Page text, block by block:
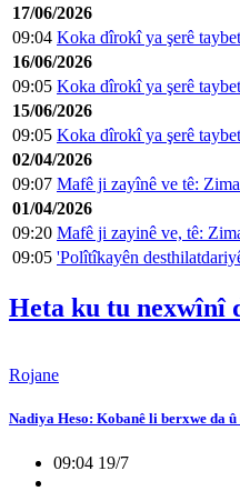
17/06/2026
09:04 Koka dîrokî ya şerê
16/06/2026
09:05 Koka dîrokî ya şerê
15/06/2026
09:05 Koka dîrokî ya şerê
02/04/2026
09:07 Mafê ji zayînê ve tê:
01/04/2026
09:20 Mafê ji zayinê ve, tê:
09:05 'Polîtîkayên
Heta ku tu nexwînî
Rojane
Nadiya Heso: Kobanê li berxwe da û
09:04 19/7